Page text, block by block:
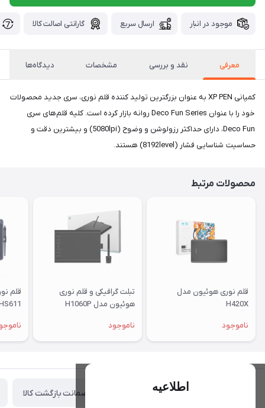
موجود در انبار ارسال سریع گارانتی اصالت کالا
معرفی نقد و بررسی مشخصات دیدگاه‌ها
کمپانی XP PEN به عنوان بزرگترین تولید کننده قلم نوری، سری جدید محصولات
خود را با عنوان Deco Fun Series روانه بازار کرده است. کلیه قلم‌های سری
Deco Fun، دارای حداکثر رزولوشن و وضوح (5080lpi) و بیشترین دقت و
حساسیت شناسایی فشار (8192level) هستند.
محصولات مرتبط
قلم نوری هوئیون مدل
H420X
ناموجود
تبلت گرافیکی و قلم نوری
هوئیون مدل H1060P
ناموجود
قلم
اطلاعیه
تحویل اکسپرس(با هماهنگی) ضمانت بازگشت کالا